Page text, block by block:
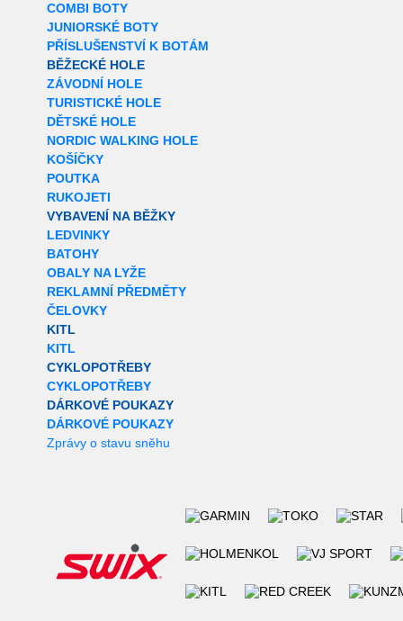
COMBI BOTY
JUNIORSKÉ BOTY
PŘÍSLUŠENSTVÍ K BOTÁM
BĚŽECKÉ HOLE
ZÁVODNÍ HOLE
TURISTICKÉ HOLE
DĚTSKÉ HOLE
NORDIC WALKING HOLE
KOŠÍČKY
POUTKA
RUKOJETI
VYBAVENÍ NA BĚŽKY
LEDVINKY
BATOHY
OBALY NA LYŽE
REKLAMNÍ PŘEDMĚTY
ČELOVKY
KITL
KITL
CYKLOPOTŘEBY
CYKLOPOTŘEBY
DÁRKOVÉ POUKAZY
DÁRKOVÉ POUKAZY
Zprávy o stavu sněhu